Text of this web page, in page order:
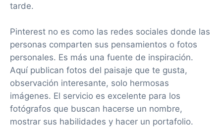
tarde.
Pinterest no es como las redes sociales donde las
personas comparten sus pensamientos o fotos
personales. Es más una fuente de inspiración.
Aquí publican fotos del paisaje que te gusta,
observación interesante, solo hermosas
imágenes. El servicio es excelente para los
fotógrafos que buscan hacerse un nombre,
mostrar sus habilidades y hacer un portafolio.